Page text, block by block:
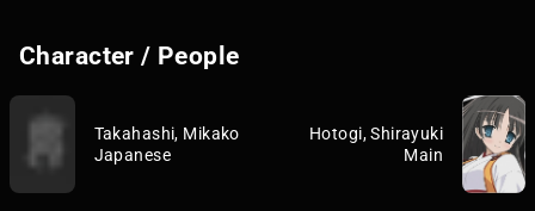
Character / People
Takahashi, Mikako
Japanese
Hotogi, Shirayuki
Main